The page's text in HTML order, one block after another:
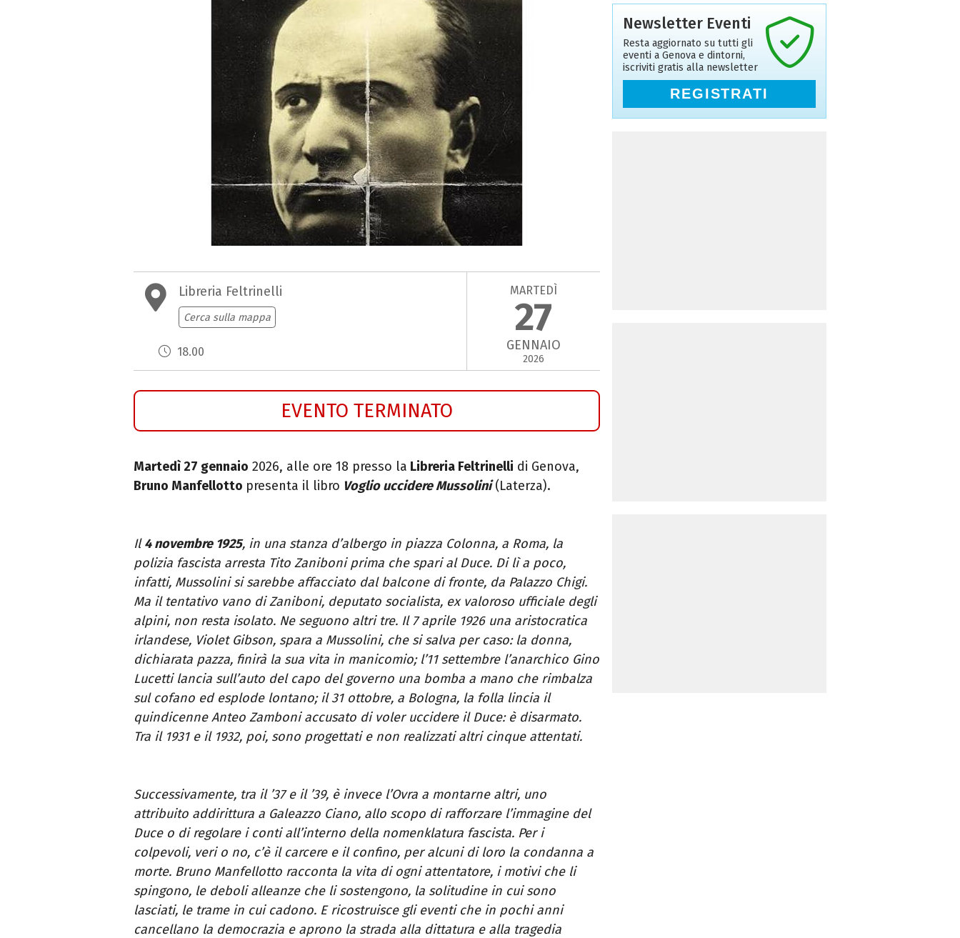
Libreria Feltrinelli
Cerca sulla mappa
18.00
MARTEDÌ
27
GENNAIO
2026
EVENTO TERMINATO
Martedì 27 gennaio 2026, alle ore 18 presso la Libreria Feltrinelli di Genova,
Bruno Manfellotto presenta il libro Voglio uccidere Mussolini(Laterza).
Il4 novembre 1925, in una stanza d’albergo in piazza Colonna, a Roma, la
polizia fascista arresta Tito Zaniboni prima che spari al Duce. Di lì a poco,
infatti, Mussolini si sarebbe affacciato dal balcone di fronte, da Palazzo Chigi.
Ma il tentativo vano di Zaniboni, deputato socialista, ex valoroso ufficiale degli
alpini, non resta isolato. Ne seguono altri tre. Il 7 aprile 1926 una aristocratica
irlandese, Violet Gibson, spara a Mussolini, che si salva per caso: la donna,
dichiarata pazza, finirà la sua vita in manicomio; l’11 settembre l’anarchico Gino
Lucetti lancia sull’auto del capo del governo una bomba a mano che rimbalza
sul cofano ed esplode lontano; il 31 ottobre, a Bologna, la folla lincia il
quindicenne Anteo Zamboni accusato di voler uccidere il Duce: è disarmato.
Tra il 1931 e il 1932, poi, sono progettati e non realizzati altri cinque attentati.
Successivamente, tra il ’37 e il ’39, è invece l’Ovra a montarne altri, uno
attribuito addirittura a Galeazzo Ciano, allo scopo di rafforzare l’immagine del
Duce o di regolare i conti all’interno della nomenklatura fascista. Per i
colpevoli, veri o no, c’è il carcere e il confino, per alcuni di loro la condanna a
morte. Bruno Manfellotto racconta la vita di ogni attentatore, i motivi che li
spingono, le deboli alleanze che li sostengono, la solitudine in cui sono
lasciati, le trame in cui cadono. E ricostruisce gli eventi che in pochi anni
cancellano la democrazia e aprono la strada alla dittatura e alla tragedia
Newsletter Eventi
Resta aggiornato su tutti gli
eventi a Genova e dintorni,
iscriviti gratis alla newsletter
REGISTRATI